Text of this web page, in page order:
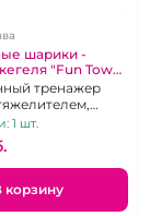
шарики -
"Fun Town"
тренажер
шарик в
темно-зеленый,
1 шт.
корзину